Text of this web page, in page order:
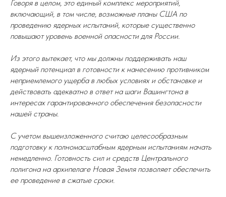
Говоря в целом, это единый комплекс мероприятий,
включающий, в том числе, возможные планы США по
проведению ядерных испытаний, которые существенно
повышают уровень военной опасности для России.
Из этого вытекает, что мы должны поддерживать наш
ядерный потенциал в готовности к нанесению противником
неприемлемого ущерба в любых условиях и обстановке и
действовать адекватно в ответ на шаги Вашингтона в
интересах гарантированного обеспечения безопасности
нашей страны.
С учетом вышеизложенного считаю целесообразным
подготовку к полномасштабным ядерным испытаниям начать
немедленно. Готовность сил и средств Центрального
полигона на архипелаге Новая Земля позволяет обеспечить
ее проведение в сжатые сроки.